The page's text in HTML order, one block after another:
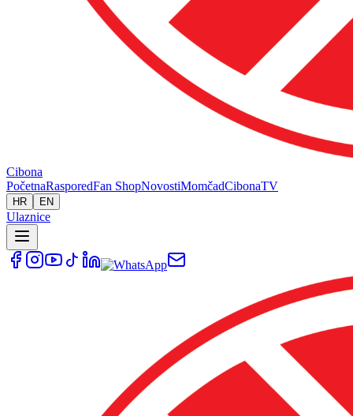
Cibona
PočetnaRasporedFan ShopNovostiMomčadCibonaTV
HR EN
Ulaznice